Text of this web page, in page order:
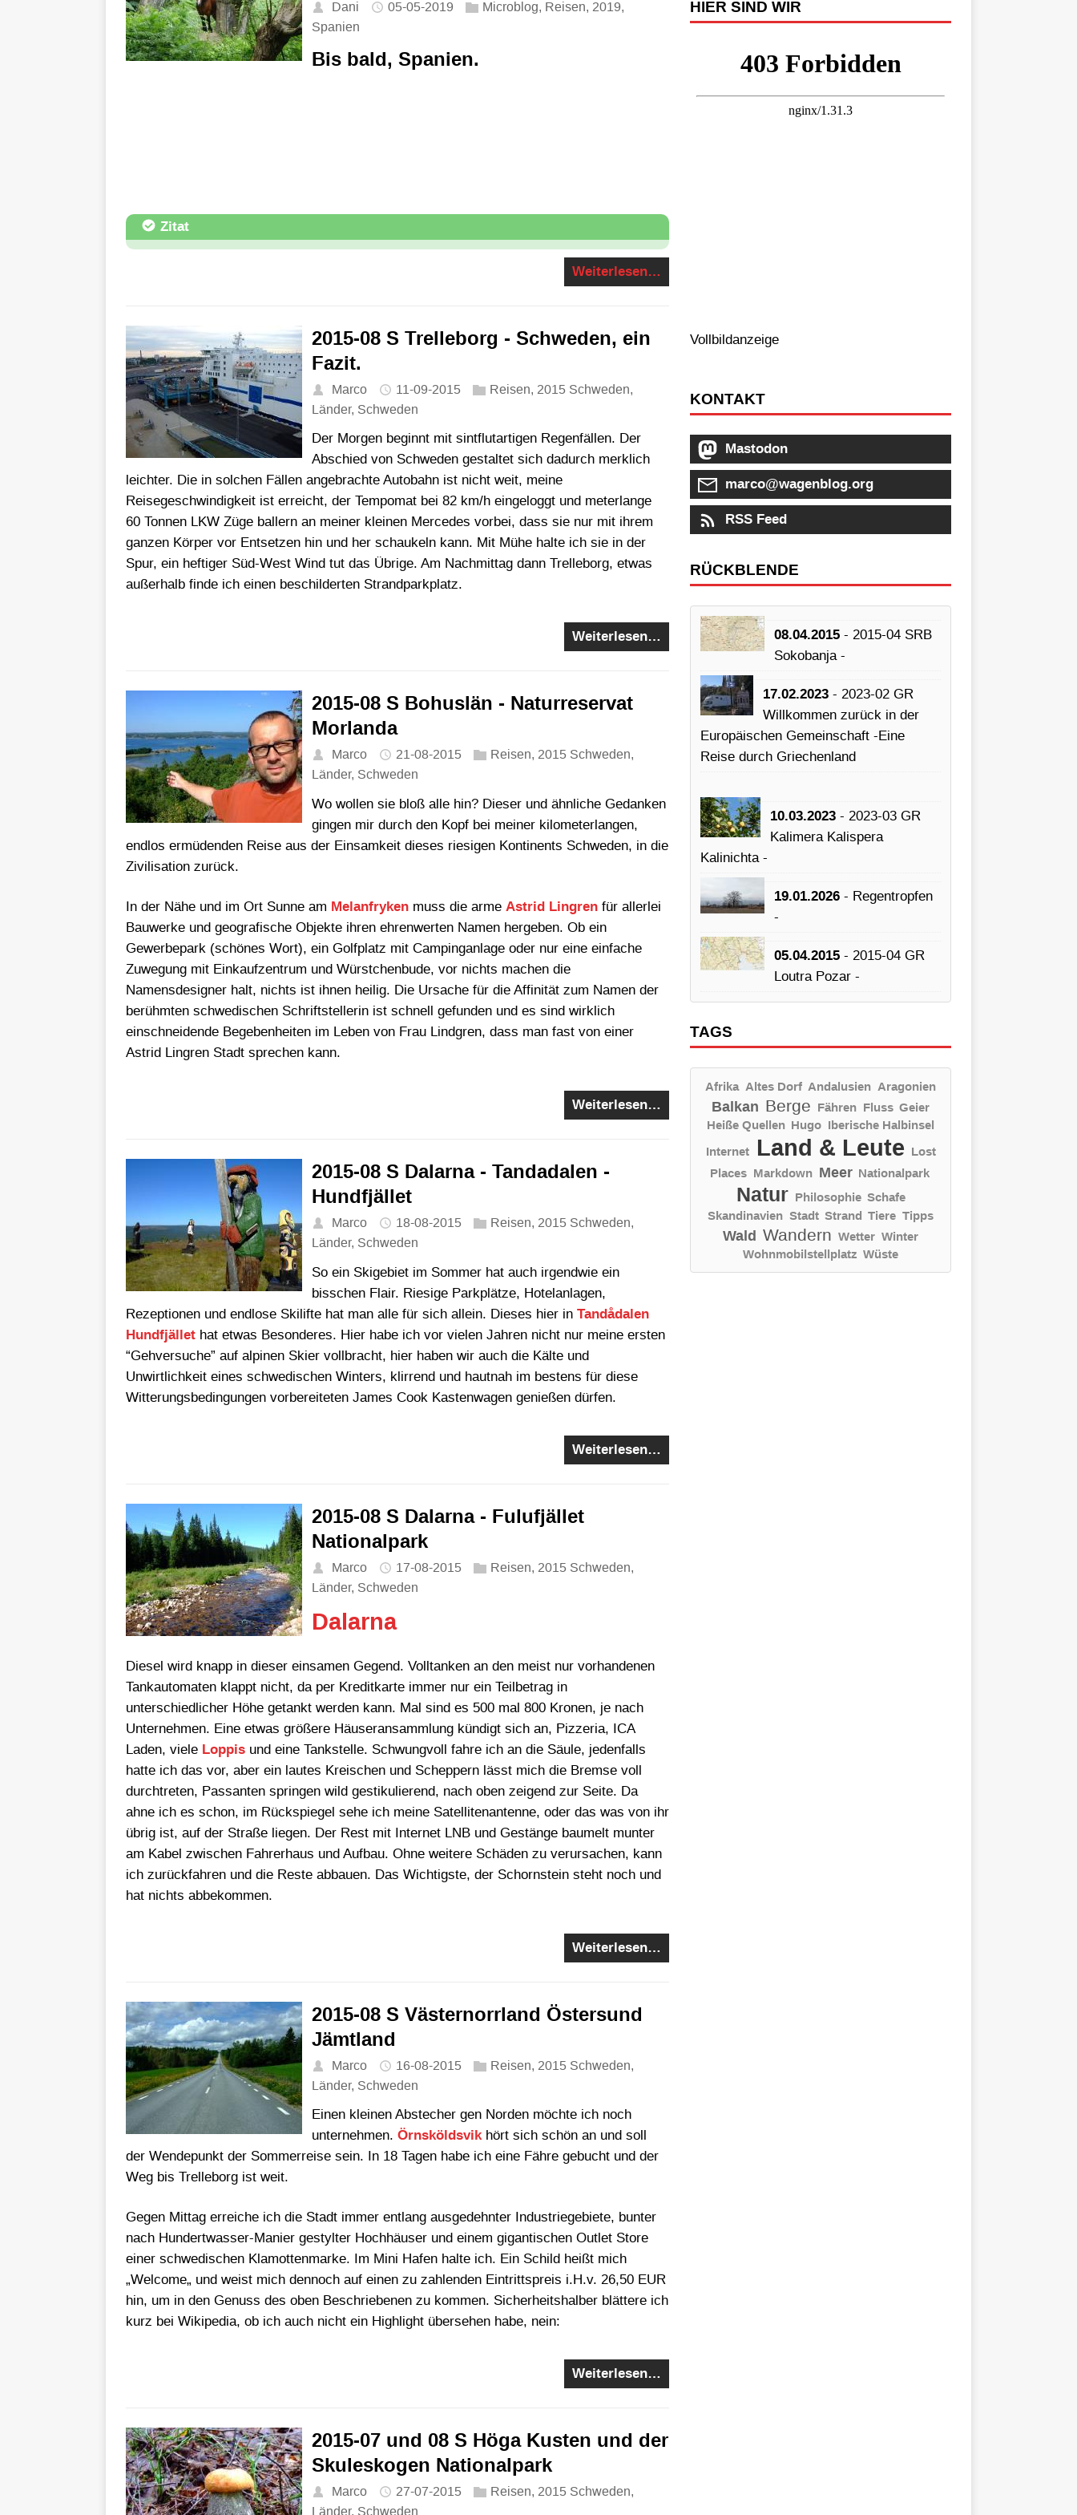
Dani 05-05-2019 Microblog, Reisen, 2019,
Spanien
Bis bald, Spanien.
Zitat
Weiterlesen…
2015-08 S Trelleborg - Schweden, ein
Fazit.
Marco 11-09-2015 Reisen, 2015 Schweden,
Länder, Schweden
Der Morgen beginnt mit sintflutartigen Regenfällen. Der
Abschied von Schweden gestaltet sich dadurch merklich
leichter. Die in solchen Fällen angebrachte Autobahn ist nicht weit, meine
Reisegeschwindigkeit ist erreicht, der Tempomat bei 82 km/h eingeloggt und meterlange
60 Tonnen LKW Züge ballern an meiner kleinen Mercedes vorbei, dass sie nur mit ihrem
ganzen Körper vor Entsetzen hin und her schaukeln kann. Mit Mühe halte ich sie in der
Spur, ein heftiger Süd-West Wind tut das Übrige. Am Nachmittag dann Trelleborg, etwas
außerhalb finde ich einen beschilderten Strandparkplatz.
Weiterlesen…
2015-08 S Bohuslän - Naturreservat
Morlanda
Marco 21-08-2015 Reisen, 2015 Schweden,
Länder, Schweden
Wo wollen sie bloß alle hin? Dieser und ähnliche Gedanken
gingen mir durch den Kopf bei meiner kilometerlangen,
endlos ermüdenden Reise aus der Einsamkeit dieses riesigen Kontinents Schweden, in die
Zivilisation zurück.
In der Nähe und im Ort Sunne am Melanfryken muss die arme Astrid Lingren für allerlei
Bauwerke und geografische Objekte ihren ehrenwerten Namen hergeben. Ob ein
Gewerbepark (schönes Wort), ein Golfplatz mit Campinganlage oder nur eine einfache
Zuwegung mit Einkaufzentrum und Würstchenbude, vor nichts machen die
Namensdesigner halt, nichts ist ihnen heilig. Die Ursache für die Affinität zum Namen der
berühmten schwedischen Schriftstellerin ist schnell gefunden und es sind wirklich
einschneidende Begebenheiten im Leben von Frau Lindgren, dass man fast von einer
Astrid Lingren Stadt sprechen kann.
Weiterlesen…
2015-08 S Dalarna - Tandadalen -
Hundfjället
Marco 18-08-2015 Reisen, 2015 Schweden,
Länder, Schweden
So ein Skigebiet im Sommer hat auch irgendwie ein
bisschen Flair. Riesige Parkplätze, Hotelanlagen,
Rezeptionen und endlose Skilifte hat man alle für sich allein. Dieses hier in Tandådalen
Hundfjället hat etwas Besonderes. Hier habe ich vor vielen Jahren nicht nur meine ersten
“Gehversuche” auf alpinen Skier vollbracht, hier haben wir auch die Kälte und
Unwirtlichkeit eines schwedischen Winters, klirrend und hautnah im bestens für diese
Witterungsbedingungen vorbereiteten James Cook Kastenwagen genießen dürfen.
Weiterlesen…
2015-08 S Dalarna - Fulufjället
Nationalpark
Marco 17-08-2015 Reisen, 2015 Schweden,
Länder, Schweden
Dalarna
Diesel wird knapp in dieser einsamen Gegend. Volltanken an den meist nur vorhandenen
Tankautomaten klappt nicht, da per Kreditkarte immer nur ein Teilbetrag in
unterschiedlicher Höhe getankt werden kann. Mal sind es 500 mal 800 Kronen, je nach
Unternehmen. Eine etwas größere Häuseransammlung kündigt sich an, Pizzeria, ICA
Laden, viele Loppis und eine Tankstelle. Schwungvoll fahre ich an die Säule, jedenfalls
hatte ich das vor, aber ein lautes Kreischen und Scheppern lässt mich die Bremse voll
durchtreten, Passanten springen wild gestikulierend, nach oben zeigend zur Seite. Da
ahne ich es schon, im Rückspiegel sehe ich meine Satellitenantenne, oder das was von ihr
übrig ist, auf der Straße liegen. Der Rest mit Internet LNB und Gestänge baumelt munter
am Kabel zwischen Fahrerhaus und Aufbau. Ohne weitere Schäden zu verursachen, kann
ich zurückfahren und die Reste abbauen. Das Wichtigste, der Schornstein steht noch und
hat nichts abbekommen.
Weiterlesen…
2015-08 S Västernorrland Östersund
Jämtland
Marco 16-08-2015 Reisen, 2015 Schweden,
Länder, Schweden
Einen kleinen Abstecher gen Norden möchte ich noch
unternehmen. Örnsköldsvikhört sich schön an und soll
der Wendepunkt der Sommerreise sein. In 18 Tagen habe ich eine Fähre gebucht und der
Weg bis Trelleborg ist weit.
Gegen Mittag erreiche ich die Stadt immer entlang ausgedehnter Industriegebiete, bunter
nach Hundertwasser-Manier gestylter Hochhäuser und einem gigantischen Outlet Store
einer schwedischen Klamottenmarke. Im Mini Hafen halte ich. Ein Schild heißt mich
„Welcome„ und weist mich dennoch auf einen zu zahlenden Eintrittspreis i.H.v. 26,50 EUR
hin, um in den Genuss des oben Beschriebenen zu kommen. Sicherheitshalber blättere ich
kurz bei Wikipedia, ob ich auch nicht ein Highlight übersehen habe, nein:
Weiterlesen…
2015-07 und 08 S Höga Kusten und der
Skuleskogen Nationalpark
Marco 27-07-2015 Reisen, 2015 Schweden,
Länder, Schweden
HIER SIND WIR
Vollbildanzeige
KONTAKT
Mastodon
marco@wagenblog.org
RSS Feed
RÜCKBLENDE
08.04.2015- 2015-04 SRB
Sokobanja -
17.02.2023- 2023-02 GR
Willkommen zurück in der
Europäischen Gemeinschaft -Eine
Reise durch Griechenland
10.03.2023- 2023-03 GR
Kalimera Kalispera
Kalinichta -
19.01.2026- Regentropfen
-
05.04.2015- 2015-04 GR
Loutra Pozar -
TAGS
Afrika Altes Dorf Andalusien Aragonien
Balkan Berge Fähren Fluss Geier
Heiße Quellen Hugo Iberische Halbinsel
Internet
Land & Leute Lost
Places Markdown Meer Nationalpark
Natur Philosophie Schafe
Skandinavien Stadt Strand Tiere Tipps
Wald Wandern Wetter Winter
Wohnmobilstellplatz Wüste